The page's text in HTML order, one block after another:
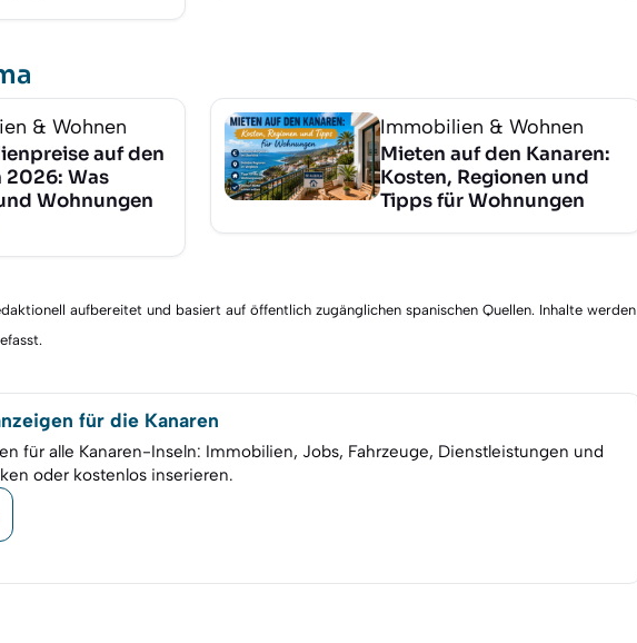
& Wohnen
auf den
2026: Was
Wohnungen
Immobilien & Wohnen
Mieten auf den Kanaren:
Kosten, Regionen und
Tipps für Wohnungen
aufbereitet und basiert auf öffentlich zugänglichen spanischen Quellen. Inhalte werden
für die Kanaren
für alle Kanaren-Inseln: Immobilien, Jobs, Fahrzeuge, Dienstleistungen und
oder kostenlos inserieren.